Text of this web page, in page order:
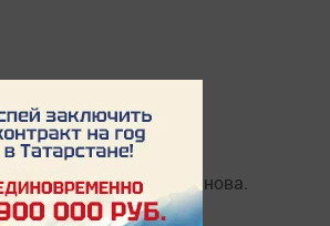
районе
Большая Нариманова.